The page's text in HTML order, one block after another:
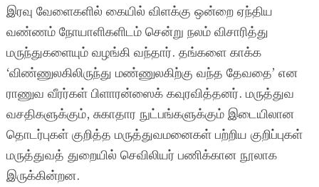
இரவு வேளைகளில் கையில் விளக்கு ஒன்றை ஏந்திய
வண்ணம் நோயாளிகளிடம் சென்று நலம் விசாரித்து
மருந்துகளையும் வழங்கி வந்தார். தங்களை காக்க
‘விண்ணுலகிலிருந்து மண்ணுலகிற்கு வந்த தேவதை’ என
ராணுவ வீரர்கள் பிளாரன்ஸைக் கவுரவித்தனர். மருத்துவ
வசதிகளுக்கும், சுகாதார நுட்பங்களுக்கும் இடையிலான
தொடர்புகள் குறித்த மருத்துவமனைகள் பற்றிய குறிப்புகள்
மருத்துவத் துறையில் செவிலியர் பணிக்கான நூலாக
இருக்கின்றன.